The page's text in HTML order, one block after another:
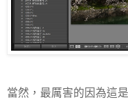
當然，最厲害的因為這